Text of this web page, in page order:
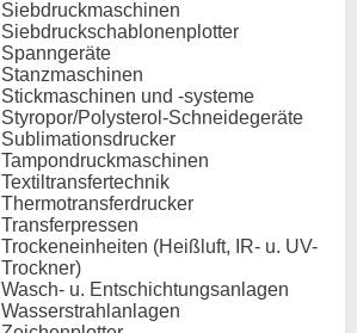
Siebdruckmaschinen
Siebdruckschablonenplotter
Spanngeräte
Stanzmaschinen
Stickmaschinen und -systeme
Styropor/Polysterol-Schneidegeräte
Sublimationsdrucker
Tampondruckmaschinen
Textiltransfertechnik
Thermotransferdrucker
Transferpressen
Trockeneinheiten (Heißluft, IR- u. UV-
Trockner)
Wasch- u. Entschichtungsanlagen
Wasserstrahlanlagen